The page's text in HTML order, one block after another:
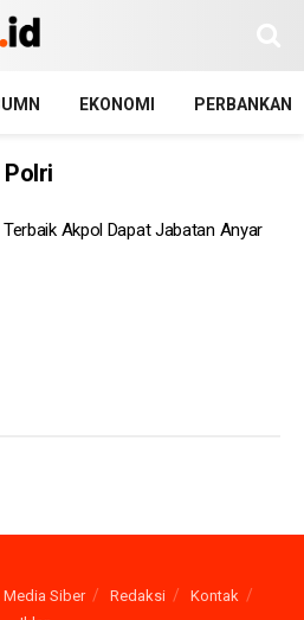
EKONOMI PERBANKAN
Akpol Dapat Jabatan Anyar
Media Siber Redaksi
Kontak